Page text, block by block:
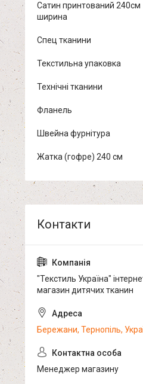
Сатин принтований 240см
ширина
Спец тканини
Текстильна упаковка
Технічні тканини
Фланель
Швейна фурнітура
Жатка (гофре) 240 см
"Текстиль Україна"
магазин дитячих тканин
Бережани, Тернопіль,
Менеджер магазину